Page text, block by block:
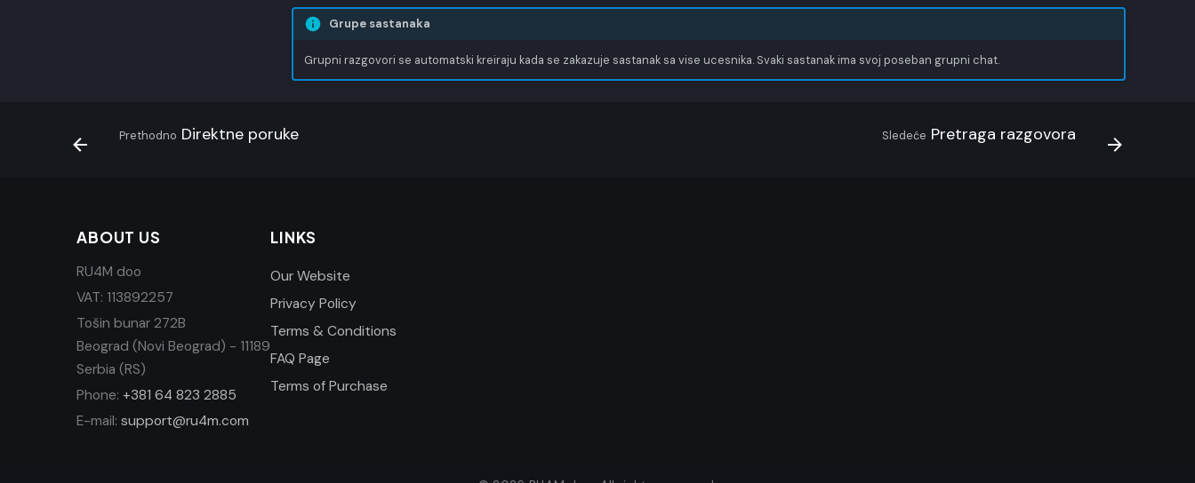
Grupe sastanaka
Grupni razgovori se automatski kreiraju kada se zakazuje sastanak sa vise ucesnika. Svaki sastanak ima svoj poseban grupni chat.
Prethodno Direktne poruke Sledeće Pretraga razgovora
ABOUT US
RU4M doo
VAT: 113892257
Tošin bunar 272B
Beograd (Novi Beograd) - 11189
Serbia (RS)
Phone: +381 64 823 2885
E-mail: support@ru4m.com
LINKS
Our Website
Privacy Policy
Terms & Conditions
FAQ Page
Terms of Purchase